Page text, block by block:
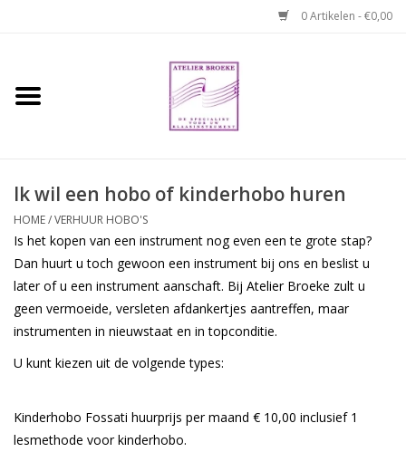
0 Artikelen - €0,00
Home
Reparaties en
abonnementen
Webshop
Verhuur hobo's
Ik wil een hobo of kinderhobo huren
HOME/VERHUUR HOBO'S
Is het kopen van een instrument nog even een te grote stap?
Dan huurt u toch gewoon een instrument bij ons en beslist u
later of u een instrument aanschaft. Bij Atelier Broeke zult u
geen vermoeide, versleten afdankertjes aantreffen, maar
instrumenten in nieuwstaat en in topconditie.
U kunt kiezen uit de volgende types:
Kinderhobo Fossati huurprijs per maand € 10,00 inclusief 1
lesmethode voor kinderhobo.